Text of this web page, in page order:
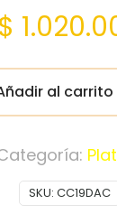
$
al carrito
SKU: CC19DAC